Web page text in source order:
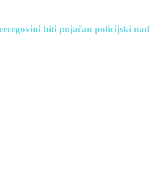
biti pojačan policijski